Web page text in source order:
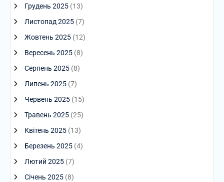
Грудень 2025(13)
Листопад 2025(7)
Жовтень 2025(12)
Вересень 2025(8)
Серпень 2025(8)
Липень 2025(7)
Червень 2025(15)
Травень 2025(25)
Квітень 2025(13)
Березень 2025(4)
Лютий 2025(7)
Січень 2025(8)